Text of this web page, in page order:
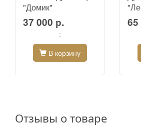
"Домик"
37 000 р.
:
В корзину
65
Отзывы о товаре